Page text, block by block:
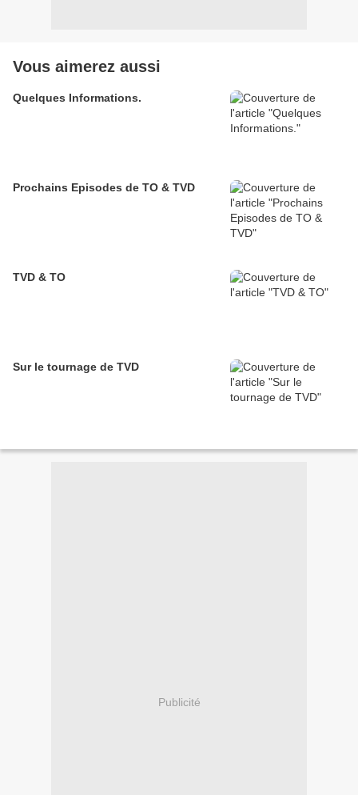
Vous aimerez aussi
Quelques Informations.
Prochains Episodes de TO & TVD
TVD & TO
Sur le tournage de TVD
Publicité